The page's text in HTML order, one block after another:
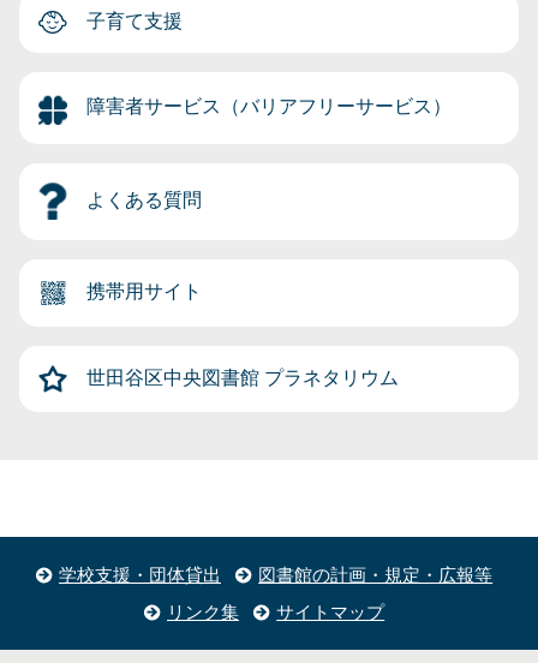
子育て支援
障害者サービス（バリアフリーサービス）
よくある質問
携帯用サイト
世田谷区中央図書館 プラネタリウム
学校支援・団体貸出
図書館の計画・規定・広報等
リンク集
サイトマップ